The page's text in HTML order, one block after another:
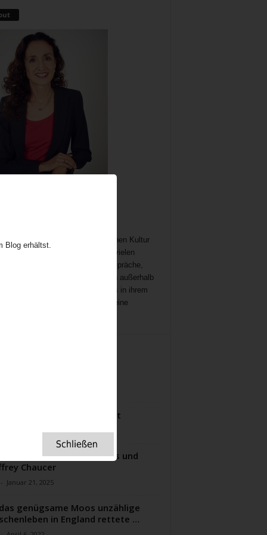
Bestandteil der britischen Kultur
Gelegenheit zum Austausch auf vielen
In meine Teatime gehören Gespräche,
mit Menschen außerhalb
die aber Besonderes in ihrem
geleistet haben, Menschen, die eine
Pie – mein Lieblingsrezept
Ursprung des Valentinstags und
Chaucer
- Januar 21, 2025
genügsame Moos unzählige
in England rettete …
Blog erhältst.